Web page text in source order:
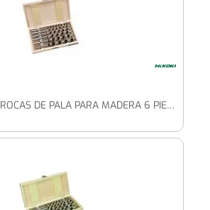
CARTUCHO DE BROCAS DE PALA PARA MADERA 6 PIEZAS (10/12/14/16/18/20 X 230 MM)